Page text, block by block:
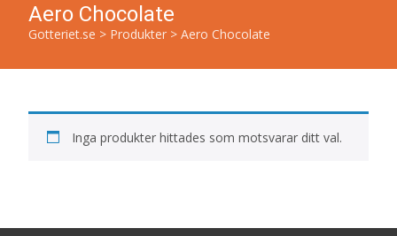
Aero Chocolate
Gotteriet.se > Produkter > Aero Chocolate
Inga produkter hittades som motsvarar ditt val.